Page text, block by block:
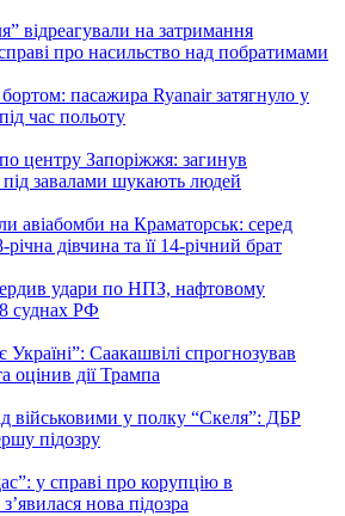
відреагували на затримання
про насильство над побратимами
бортом: пасажира Ryanair затягнуло у
час польоту
центру Запоріжжя: загинув
під завалами шукають людей
авіабомби на Краматорськ: серед
дівчина та її 14-річний брат
удари по НПЗ, нафтовому
суднах РФ
Україні”: Саакашвілі спрогнозував
оцінив дії Трампа
військовими у полку “Скеля”: ДБР
підозру
у справі про корупцію в
нова підозра